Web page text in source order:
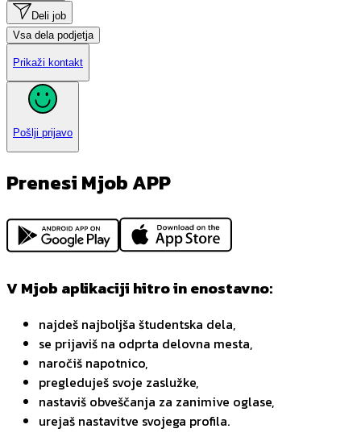
Deli job
Vsa dela podjetja
Prikaži kontakt
Pošlji prijavo
Prenesi Mjob APP
V Mjob aplikaciji hitro in enostavno:
najdeš najboljša študentska dela,
se prijaviš na odprta delovna mesta,
naročiš napotnico,
pregleduješ svoje zaslužke,
nastaviš obveščanja za zanimive oglase,
urejaš nastavitve svojega profila.